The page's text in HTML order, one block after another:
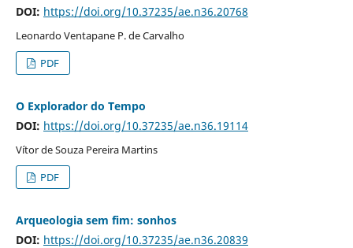
DOI: https://doi.org/10.37235/ae.n36.20768
Leonardo Ventapane P. de Carvalho
PDF
O Explorador do Tempo
DOI: https://doi.org/10.37235/ae.n36.19114
Vítor de Souza Pereira Martins
PDF
Arqueologia sem fim: sonhos
DOI: https://doi.org/10.37235/ae.n36.20839